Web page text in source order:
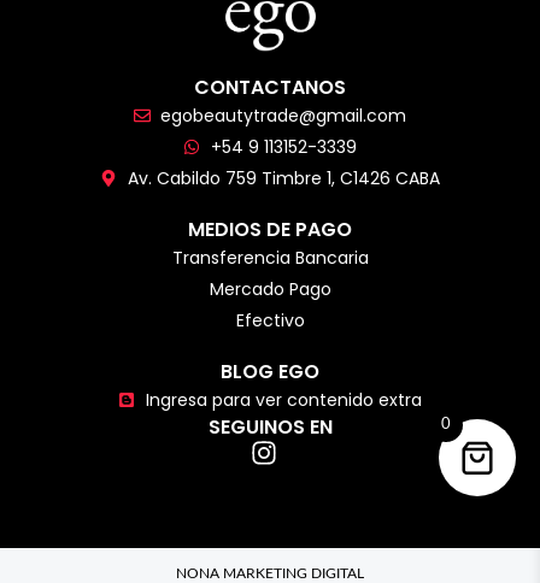
CONTACTANOS
egobeautytrade@gmail.com
+54 9 113152-3339
Av. Cabildo 759 Timbre 1, C1426 CABA
MEDIOS DE PAGO
Transferencia Bancaria
Mercado Pago
Efectivo
BLOG EGO
Ingresa para ver contenido extra
SEGUINOS EN
NONA MARKETING DIGITAL
0